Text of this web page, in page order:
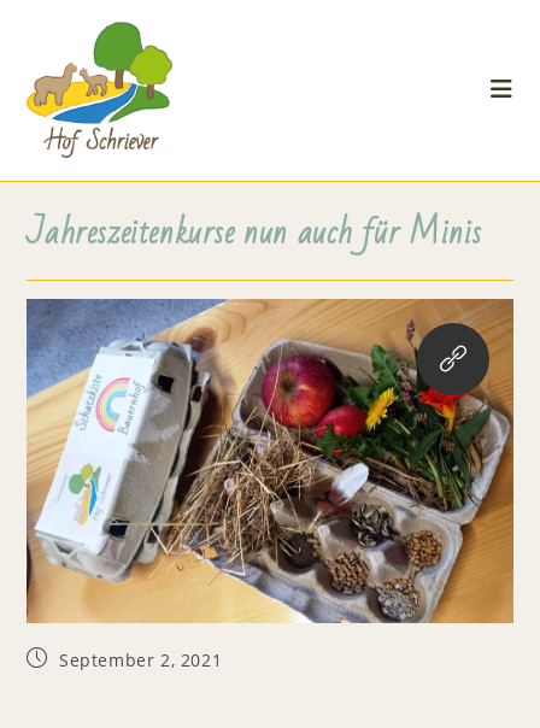
Jahreszeitenkurse nun auch für Minis
September 2, 2021